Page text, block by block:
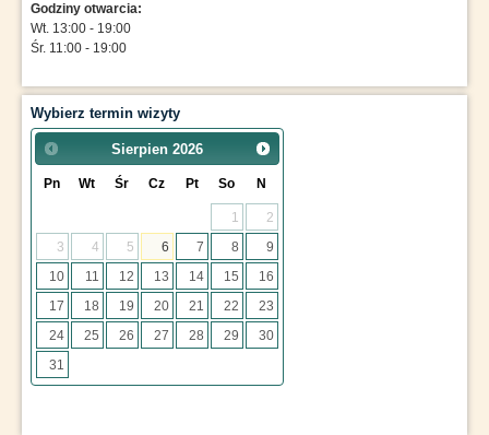
Godziny otwarcia:
Wt. 13:00 - 19:00
Śr. 11:00 - 19:00
Wybierz termin wizyty
Sierpien 2026
Pn Wt Śr Cz Pt So N
1
2
3
4 5 6 7 8
9
10
11 12 13 14 15
16
17
18 19 20 21 22
23
24
25 26 27 28 29
30
31